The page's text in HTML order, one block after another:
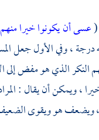
(عسى أن يكونوا خيرا منهم
، وفي الأول جعل
الذي هو مفض إلى
هو خيرا ، ويمكن أن يقال :
، ويضعف هو ويقوى